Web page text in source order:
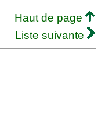
Haut de page
Liste suivante